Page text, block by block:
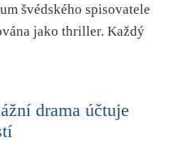
švédského spisovatele
jako thriller. Každý
drama účtuje